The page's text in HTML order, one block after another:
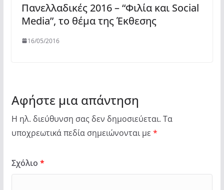
Πανελλαδικές 2016 – “Φιλία και Social
Media”, το θέμα της Έκθεσης
16/05/2016
Αφήστε μια απάντηση
Η ηλ. διεύθυνση σας δεν δημοσιεύεται. Τα
υποχρεωτικά πεδία σημειώνονται με *
Σχόλιο *